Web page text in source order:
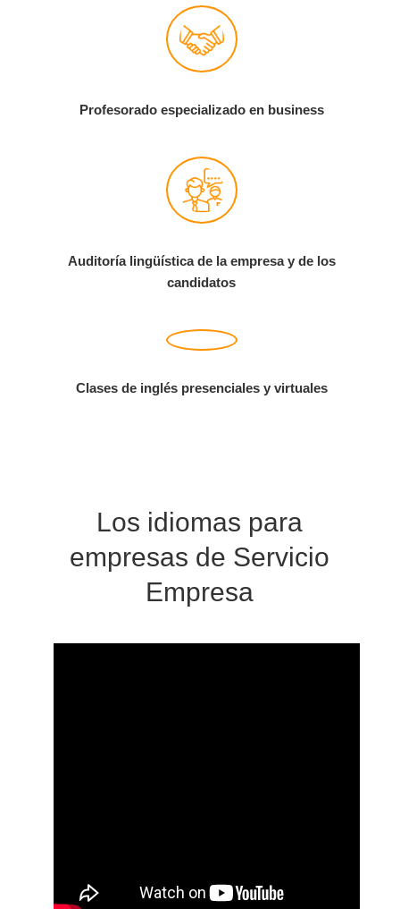
Profesorado especializado en business
Auditoría lingüística de la empresa y de los
candidatos
Clases de inglés presenciales y virtuales
Los idiomas para
empresas de Servicio
Empresa